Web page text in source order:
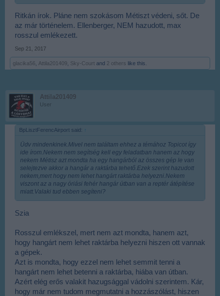
Ritkán írok. Pláne nem szokásom Métiszt védeni, sőt. De
az már történelem. Ellenberger, NEM hazudott, max
rosszul emlékezett.
Sep 21, 2017
glacika56 Attila201409 Sky-Court and 2 others like this.
Attila201409
User
BpLisztFerencAirport said: ↑
Üdv mindenkinek.Mivel nem találtam ehhez a témához Topicot így
ide írom.Nekem nem segítség kell egy feladatban hanem az hogy
nekem Métisz azt mondta ha egy hangárból az összes gép le van
selejtezve akkor a hangár a raktárba tehető.Ezek szerint hazudott
nekem,mert hogy nem lehet hangárt raktárba helyezni.Nekem
viszont az a nagy óriási fehér hangár útban van a reptér átépítése
miatt.Valaki tud ebben segíteni?
Szia
Rosszul emlékszel, mert nem azt mondta, hanem azt,
hogy hangárt nem lehet raktárba helyezni hiszen ott vannak
a gépek.
Azt is mondta, hogy ezzel nem lehet semmit tenni a
hangárt nem lehet betenni a raktárba, hiába van útban.
Azért elég erős valakit hazugsággal vádolni szerintem. Kár,
hogy már nem tudom megmutatni a hozzászólást, hiszen